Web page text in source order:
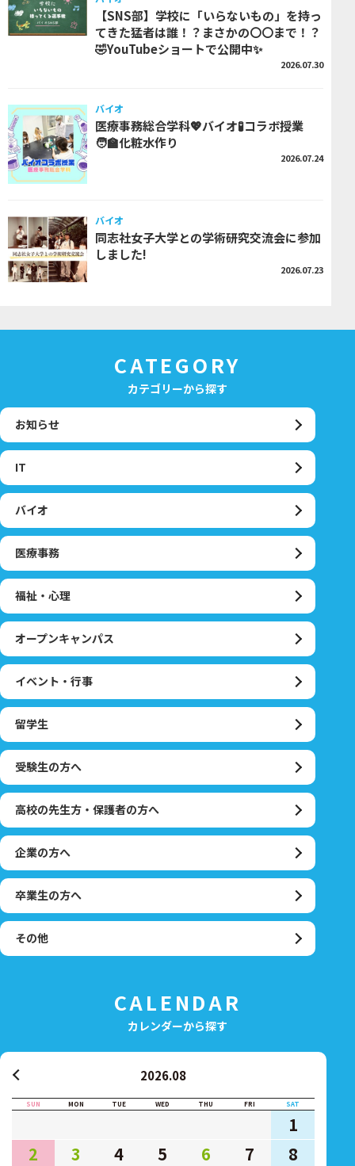
【SNS部】学校に「いらないもの」を持っ
てきた猛者は誰！？まさかの〇〇まで！？
🤣YouTubeショートで公開中✨
2026.07.30
バイオ
医療事務総合学科💖バイオ🧪コラボ授業
🧑‍🏫化粧水作り
2026.07.24
バイオ
同志社女子大学との学術研究交流会に参加
しました!
2026.07.23
CATEGORY
カテゴリーから探す
お知らせ
IT
バイオ
医療事務
福祉・心理
オープンキャンパス
イベント・行事
留学生
受験生の方へ
高校の先生方・保護者の方へ
企業の方へ
卒業生の方へ
その他
CALENDAR
カレンダーから探す
2026.08
SUN MON TUE WED THU FRI SAT
1
2
3 4 5 6 7
8